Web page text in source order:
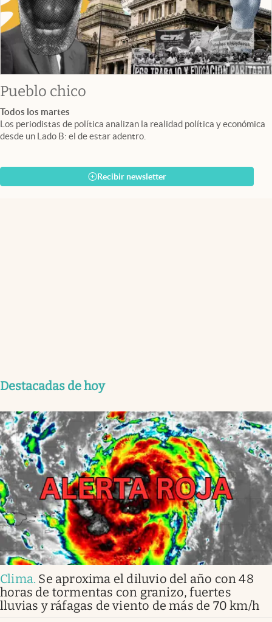
Pueblo chico
Todos los martes
Los periodistas de política analizan la realidad política y económica
desde un Lado B: el de estar adentro.
Recibir newsletter
Destacadas de hoy
Clima. Se aproxima el diluvio del año con 48
horas de tormentas con granizo, fuertes
lluvias y ráfagas de viento de más de 70 km/h